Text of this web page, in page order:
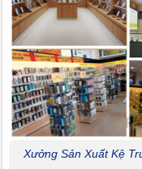
Xưởng Sản Xuất Kệ